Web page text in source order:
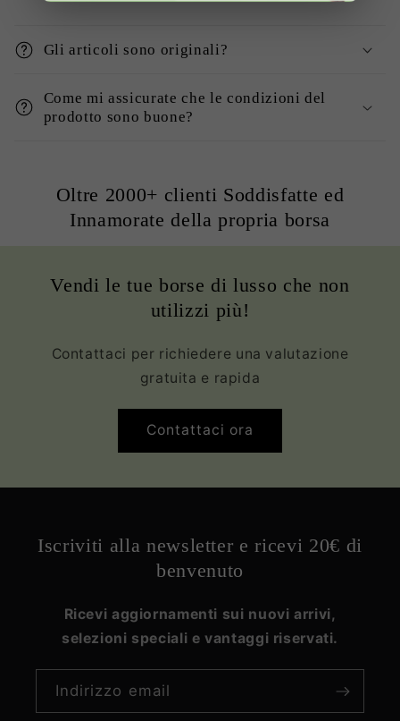
Gli articoli sono originali?
Come mi assicurate che le condizioni del
prodotto sono buone?
Oltre 2000+ clienti Soddisfatte ed
Innamorate della propria borsa
Vendi le tue borse di lusso che non
utilizzi più!
Contattaci per richiedere una valutazione
gratuita e rapida
Contattaci ora
Iscriviti alla newsletter e ricevi 20€ di
benvenuto
Ricevi aggiornamenti sui nuovi arrivi,
selezioni speciali e vantaggi riservati.
Indirizzo email